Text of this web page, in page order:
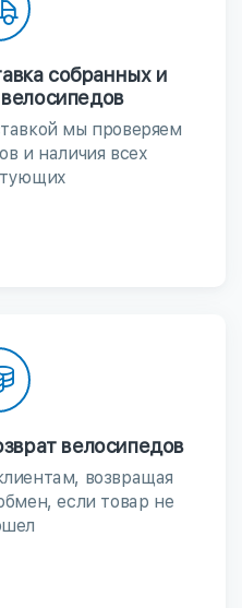
собранных и
мы проверяем
и наличия всех
велосипедов
возвращая
если товар не